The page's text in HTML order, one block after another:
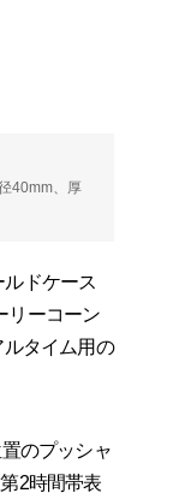
40mm、厚
ドケース
リーコーン
タイム用の
のプッシャ
2時間帯表